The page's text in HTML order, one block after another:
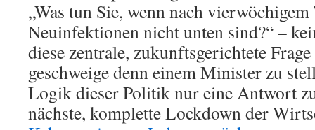
„Was tun Sie, wenn nach
Neuinfektionen nicht unten sind?“ –
diese zentrale, zukunftsgerichtete
geschweige denn einem Minister zu
Logik dieser Politik nur eine Antwort
nächste, komplette Lockdown der